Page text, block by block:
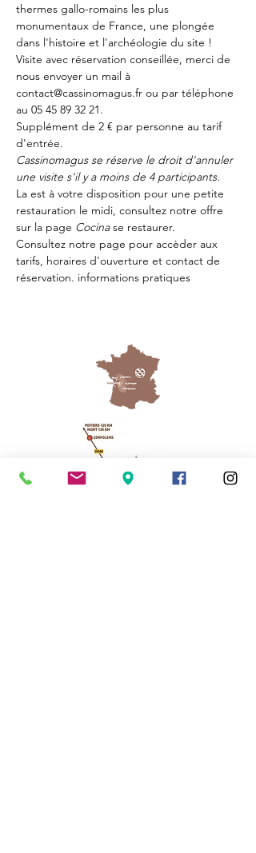
thermes gallo-romains les plus
monumentaux de France, une plongée
dans l'histoire et l'archéologie du site !
Visite avec réservation conseillée, merci de
nous envoyer un mail à
contact@cassinomagus.fr ou par téléphone
au 05 45 89 32 21.
Supplément de 2 € par personne au tarif
d'entrée.
Cassinomagus se réserve le droit d'annuler
une visite s'il y a moins de 4 participants.
La est à votre disposition pour une petite
restauration le midi, consultez notre offre
sur la page Cocina se restaurer.
Consultez notre page pour accèder aux
tarifs, horaires d'ouverture et contact de
réservation. informations pratiques